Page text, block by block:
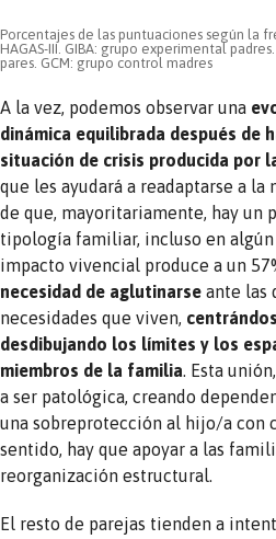
Porcentajes de las puntuaciones según la
HAGAS-III. GIBA: grupo experimental
pares. GCM: grupo control madres
A la vez, podemos observar una
dinámica equilibrada después de
situación de crisis producida por
que les ayudará a readaptarse a la
de que, mayoritariamente, hay un
tipología familiar, incluso en
impacto vivencial produce a un
necesidad de aglutinarse ante las
necesidades que viven,
desdibujando los límites y los
miembros de la familia. Esta
a ser patológica, creando
una sobreprotección al hijo/a con
sentido, hay que apoyar a las
reorganización estructural.
El resto de parejas tienden a